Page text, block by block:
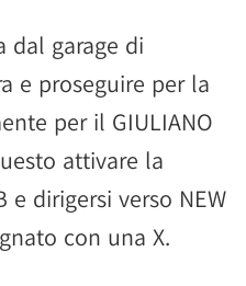
dal garage di
e proseguire per la
per il GIULIANO
attivare la
dirigersi verso NEW
con una X.